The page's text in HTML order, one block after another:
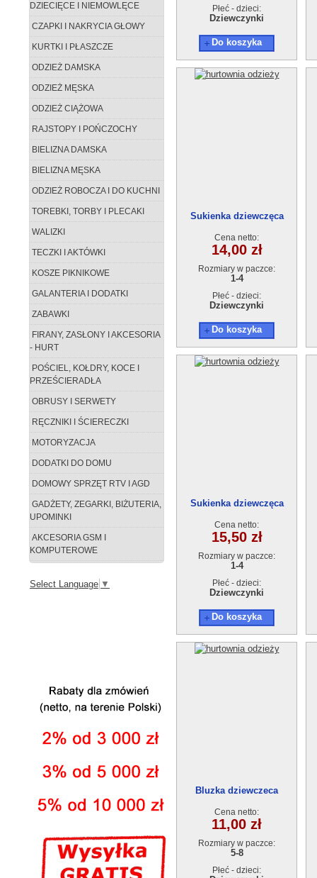
DZIECIĘCE I NIEMOWLĘCE
CZAPKI I NAKRYCIA GŁOWY
KURTKI I PŁASZCZE
ODZIEŻ DAMSKA
ODZIEŻ MĘSKA
ODZIEŻ CIĄŻOWA
RAJSTOPY I POŃCZOCHY
BIELIZNA DAMSKA
BIELIZNA MĘSKA
ODZIEŻ ROBOCZA I DO KUCHNI
TOREBKI, TORBY I PLECAKI
WALIZKI
TECZKI I AKTÓWKI
KOSZE PIKNIKOWE
GALANTERIA I DODATKI
ZABAWKI
FIRANY, ZASŁONY I AKCESORIA
- HURT
POŚCIEL, KOŁDRY, KOCE I
PRZEŚCIERADŁA
OBRUSY I SERWETY
RĘCZNIKI I ŚCIERECZKI
MOTORYZACJA
DODATKI DO DOMU
DOMOWY SPRZĘT RTV I AGD
GADŻETY, ZEGARKI, BIŻUTERIA,
UPOMINKI
AKCESORIA GSM I
KOMPUTEROWE
Select Language ▼
Płeć - dzieci:
Dziewczynki
Do koszyka
Sukienka dziewczęca
Cena netto:
14,00 zł
Rozmiary w paczce:
1-4
Płeć - dzieci:
Dziewczynki
Do koszyka
Sukienka dziewczęca
Cena netto:
15,50 zł
Rozmiary w paczce:
1-4
Płeć - dzieci:
Dziewczynki
Do koszyka
Bluzka dziewczeca
Cena netto:
11,00 zł
Rozmiary w paczce:
5-8
Płeć - dzieci: